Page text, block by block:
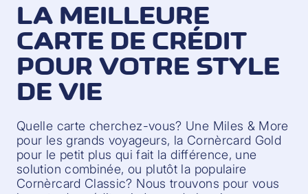
LA MEILLEURE
CARTE DE CRÉDIT
POUR VOTRE STYLE
DE VIE
Quelle carte cherchez-vous? Une Miles & More
pour les grands voyageurs, la Cornèrcard Gold
pour le petit plus qui fait la différence, une
solution combinée, ou plutôt la populaire
Cornèrcard Classic? Nous trouvons pour vous